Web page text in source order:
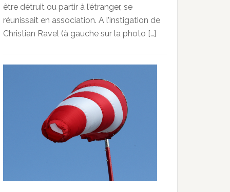
être détruit ou partir à l’étranger, se
réunissait en association. A l’instigation de
Christian Ravel (à gauche sur la photo […]